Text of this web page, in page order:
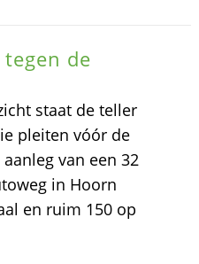
de
staat de teller
pleiten vóór de
van een 32
in Hoorn
en ruim 150 op